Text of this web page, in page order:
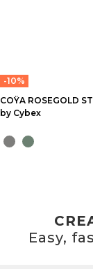
-10%
COŸA ROSEGOLD
by Cybex
Easy,